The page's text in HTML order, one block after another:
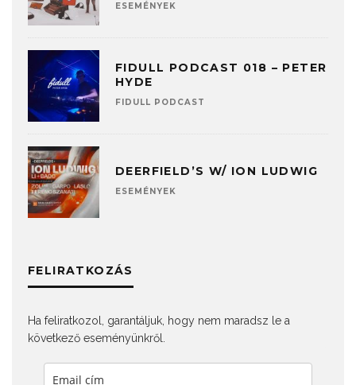
ESEMÉNYEK
FIDULL PODCAST 018 – PETER
HYDE
FIDULL PODCAST
DEERFIELD’S W/ ION LUDWIG
ESEMÉNYEK
FELIRATKOZÁS
Ha feliratkozol, garantáljuk, hogy nem maradsz le a
következő eseményünkről.